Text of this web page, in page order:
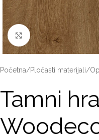
Click to enlarge
Početna/Pločasti materijali/
Tamni